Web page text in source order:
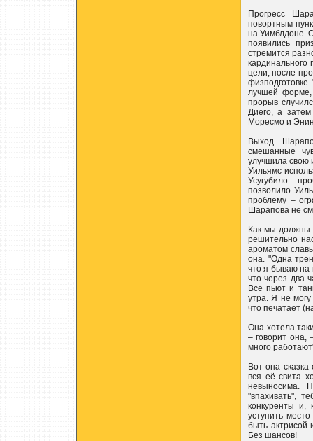
Прогресс
повортным
на Уимблдоне.
появились
стремится
кардинального
цели, после
лучшей
прорыв
Диего, а
Моресмо и
Выход
смешанные
улучшила свою
Уильямс
Усугубило
позволило
проблему –
Шарапова не
Как мы должны
решительно
ароматом
она. "Одна
что я бываю на
что через два
Все пьют и
утра. Я не
что печатает
Она хотела
– говорит она,
много
Вот она
вся её свита
невыносима.
"впахивать",
конкуренты и,
уступить
быть актрисой
Без шансов!